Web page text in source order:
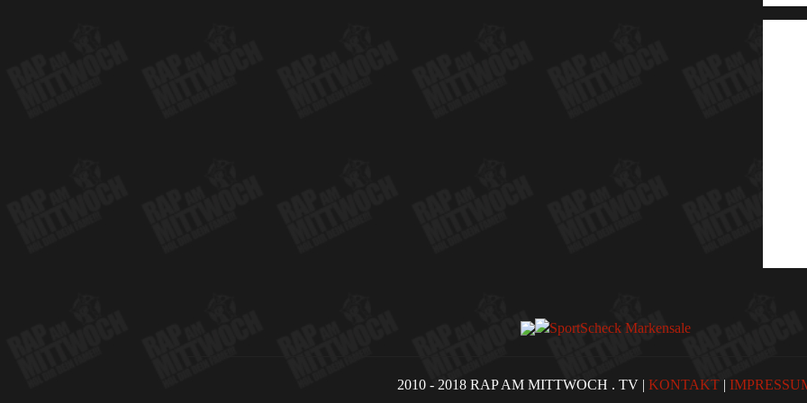
2010 - 2018 RAP AM MITTWOCH . TV | KONTAKT |